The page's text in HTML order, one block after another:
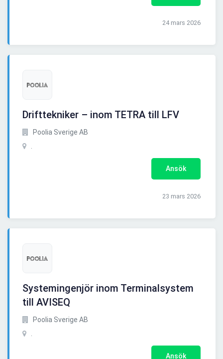
24 mars 2026
Drifttekniker – inom TETRA till LFV
Poolia Sverige AB
.
Ansök
23 mars 2026
Systemingenjör inom Terminalsystem
till AVISEQ
Poolia Sverige AB
.
Ansök